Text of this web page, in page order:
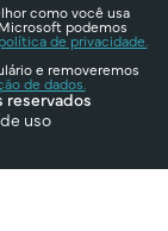
como você usa
podemos
política de privacidade.
e removeremos
de dados.
reservados
uso